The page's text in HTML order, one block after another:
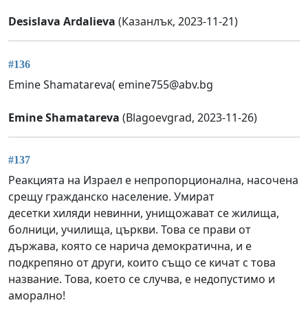
Desislava Ardalieva (Казанлък, 2023-11-21)
#136
Emine Shamatareva( emine755@abv.bg
Emine Shamatareva (Blagoevgrad, 2023-11-26)
#137
Реакцията на Израел е непропорционална, насочена
срещу гражданско население. Умират
десетки хиляди невинни, унищожават се жилища,
болници, училища, църкви. Това се прави от
държава, която се нарича демократична, и е
подкрепяно от други, които също се кичат с това
название. Това, което се случва, е недопустимо и
аморално!